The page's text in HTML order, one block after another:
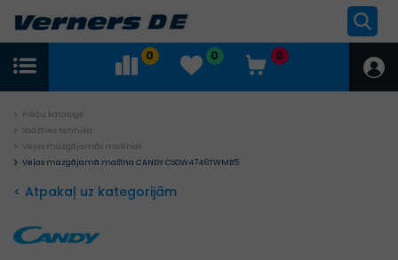
0 0 0
Preču katalogs
Sadzīves tehnika
Veļas mazgājamās mašīnas
Veļas mazgājamā mašīna CANDY CSOW4746TWMB5
< Atpakaļ uz kategorijām